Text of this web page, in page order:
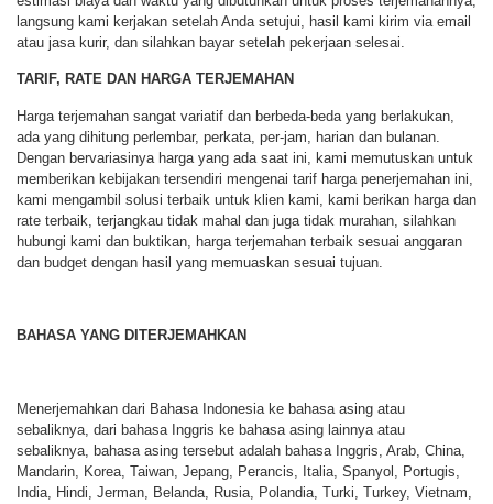
langsung kami kerjakan setelah Anda setujui, hasil kami kirim via email
atau jasa kurir, dan silahkan bayar setelah pekerjaan selesai.
TARIF, RATE DAN HARGA TERJEMAHAN
Harga terjemahan sangat variatif dan berbeda-beda yang berlakukan,
ada yang dihitung perlembar, perkata, per-jam, harian dan bulanan.
Dengan bervariasinya harga yang ada saat ini, kami memutuskan untuk
memberikan kebijakan tersendiri mengenai tarif harga penerjemahan ini,
kami mengambil solusi terbaik untuk klien kami, kami berikan harga dan
rate terbaik, terjangkau tidak mahal dan juga tidak murahan, silahkan
hubungi kami dan buktikan, harga terjemahan terbaik sesuai anggaran
dan budget dengan hasil yang memuaskan sesuai tujuan.
BAHASA YANG DITERJEMAHKAN
Menerjemahkan dari Bahasa Indonesia ke bahasa asing atau
sebaliknya, dari bahasa Inggris ke bahasa asing lainnya atau
sebaliknya, bahasa asing tersebut adalah bahasa Inggris, Arab, China,
Mandarin, Korea, Taiwan, Jepang, Perancis, Italia, Spanyol, Portugis,
India, Hindi, Jerman, Belanda, Rusia, Polandia, Turki, Turkey, Vietnam,